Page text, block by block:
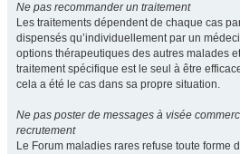
Ne pas recommander un traitement
Les traitements dépendent de chaque cas
dispensés qu’individuellement par un
options thérapeutiques des autres malades
traitement spécifique est le seul à être
cela a été le cas dans sa propre situation.
Ne pas poster de messages à visée
recrutement
Le Forum maladies rares refuse toute forme